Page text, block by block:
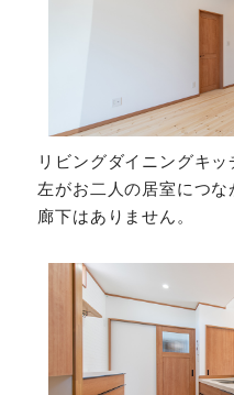
リビングダイニングキッ
左がお二人の居室につな
廊下はありません。